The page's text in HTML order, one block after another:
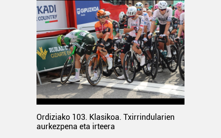
Ordiziako 103. Klasikoa. Txirrindularien
aurkezpena eta irteera